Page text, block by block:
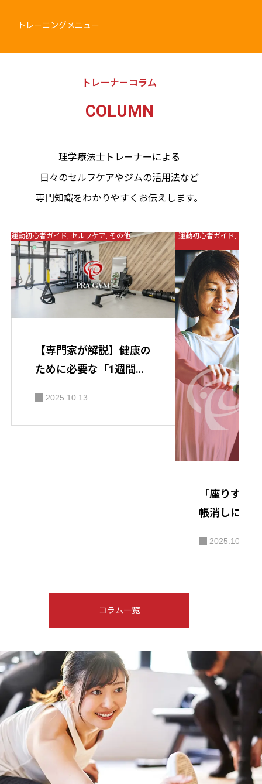
トレーニングメニュー
トレーナーコラム
COLUMN
理学療法士トレーナーによる
日々のセルフケアやジムの活用法など
専門知識をわかりやすくお伝えします。
運動初心者ガイド, セルフケア, その他
【専門家が解説】健康の
ために必要な「1週間の
2025.10.13
運動初心者ガイド,
「座りすぎ
帳消しにで
2025.10.07
コラム一覧